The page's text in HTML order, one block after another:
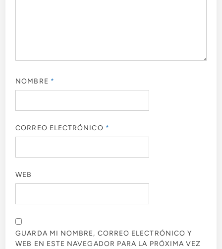
NOMBRE *
CORREO ELECTRÓNICO *
WEB
GUARDA MI NOMBRE, CORREO ELECTRÓNICO Y
WEB EN ESTE NAVEGADOR PARA LA PRÓXIMA VEZ